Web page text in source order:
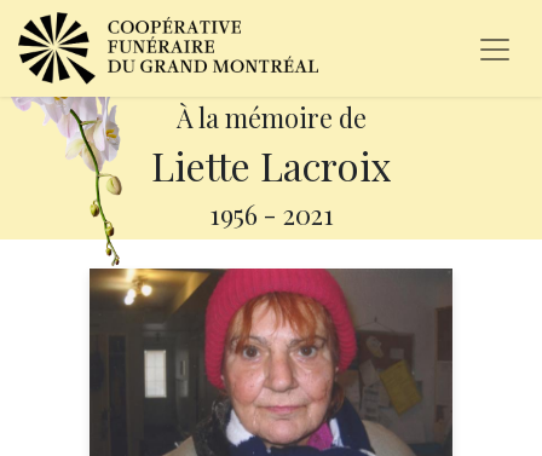
À la mémoire de
Liette Lacroix
1956 - 2021